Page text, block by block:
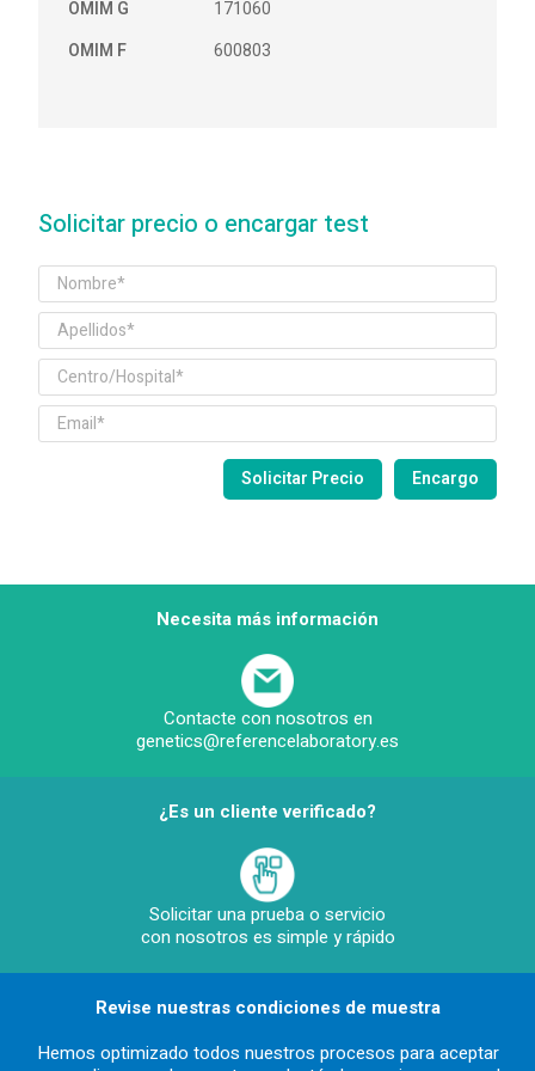
OMIM G
171060
OMIM F
600803
Solicitar precio o encargar test
Necesita más información
Contacte con nosotros en
genetics@referencelaboratory.es
¿Es un cliente verificado?
Solicitar una prueba o servicio
con nosotros es simple y rápido
Revise nuestras condiciones de muestra
Hemos optimizado todos nuestros procesos para aceptar